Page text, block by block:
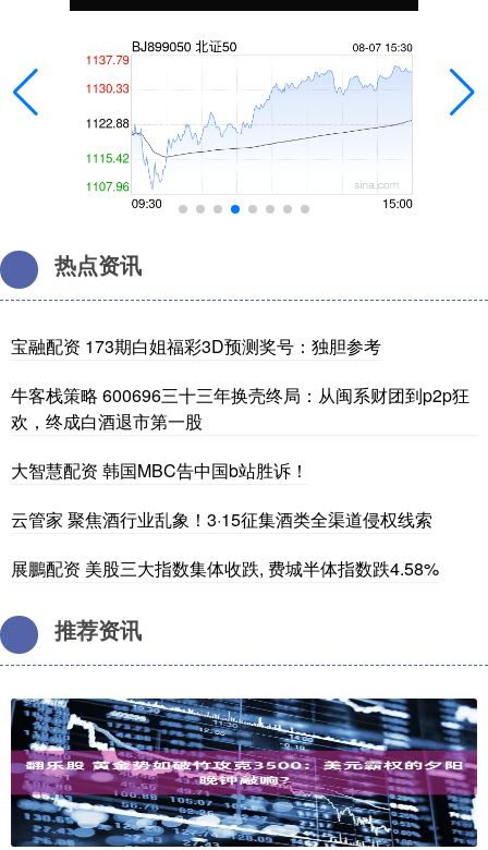
热点资讯
宝融配资 173期白姐福彩3D预测奖号：独胆参考
牛客栈策略 600696三十三年换壳终局：从闽系财团到p2p狂
欢，终成白酒退市第一股
大智慧配资 韩国MBC告中国b站胜诉！
云管家 聚焦酒行业乱象！3·15征集酒类全渠道侵权线索
展鵬配资 美股三大指数集体收跌, 费城半体指数跌4.58%
推荐资讯